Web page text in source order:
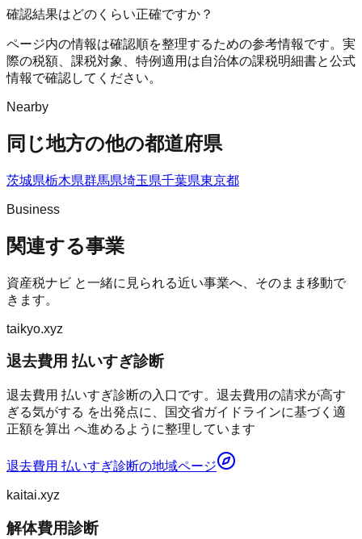
確認結果はどのくらい正確ですか？
ページ内の情報は確認順を整理するための参考情報です。実
際の税額、課税対象、特例適用は自治体の課税明細書と公式
情報で確認してください。
Nearby
同じ地方の他の都道府県
茨城県栃木県群馬県埼玉県千葉県東京都
Business
関連する事業
資産税ナビ と一緒に見られる近い事業へ、そのまま移動で
きます。
taikyo.xyz
退去費用 払いすぎ診断
退去費用 払いすぎ診断の入口です。退去費用の請求が高す
ぎる気がする を出発点に、国交省ガイドラインに基づく適
正額を算出 へ進めるように整理しています
退去費用 払いすぎ診断の地域ページ
kaitai.xyz
解体費用診断